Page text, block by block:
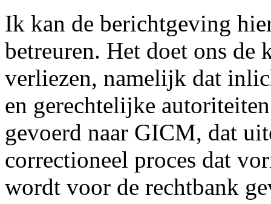
Ik kan de berichtgeving
betreuren. Het doet ons de
verliezen, namelijk dat
en gerechtelijke
gevoerd naar GICM, dat
correctioneel proces dat
wordt voor de rechtbank